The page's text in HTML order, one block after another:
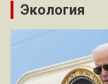
Экология